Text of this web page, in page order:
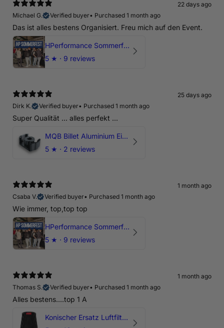
22 days ago
Michael G.
Verified buyer• Purchased 1 month ago
Das ist alles bestens Organisiert. Freu mich auf den Event.
HPerformance Sommerfest 2026
5 ★ · 9 reviews
25 days ago
Dirk K.
Verified buyer• Purchased 1 month ago
Super Qualität ... alles perfekt ...
MQB Billet Aluminium Einsatz Drehmomentstütze - DOGBONE für Audi RS3, TTRS, RSQ3
5 ★ · 2 reviews
1 month ago
Csaba V.
Verified buyer• Purchased 1 month ago
Wie immer, top,top top
HPerformance Sommerfest 2026
5 ★ · 9 reviews
1 month ago
Thomas S.
Verified buyer• Purchased 1 month ago
Alles bestens....top 1 A
Konischer Ersatz Luftfilter Pilz - 4" & 5" Offene Ansaugung